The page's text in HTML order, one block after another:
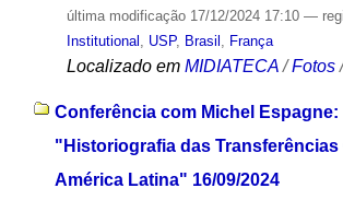
última modificação17/12/2024 17:10 —
Institutional
USP, Brasil França
Localizado em MIDIATECA /Fotos
Conferência com Michel Espagne:
"Historiografia das Transferências
América Latina" 16/09/2024